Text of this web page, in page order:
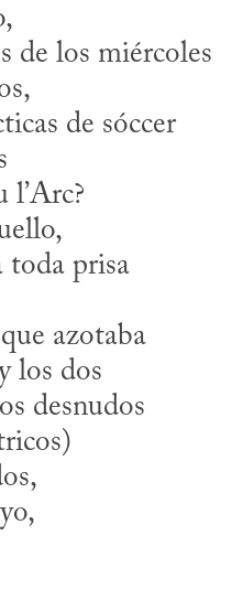
de los miércoles
de sóccer
l’Arc?
toda prisa
azotaba
los dos
desnudos